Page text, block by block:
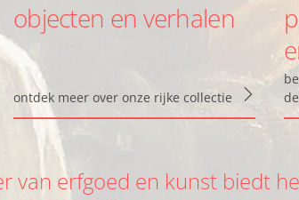
objecten en verhalen
ontdek meer over onze rijke collectie
van erfgoed en kunst biedt